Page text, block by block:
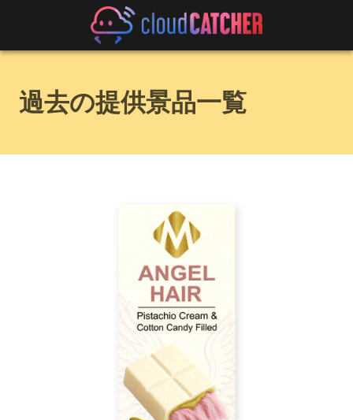
過去の提供景品一覧